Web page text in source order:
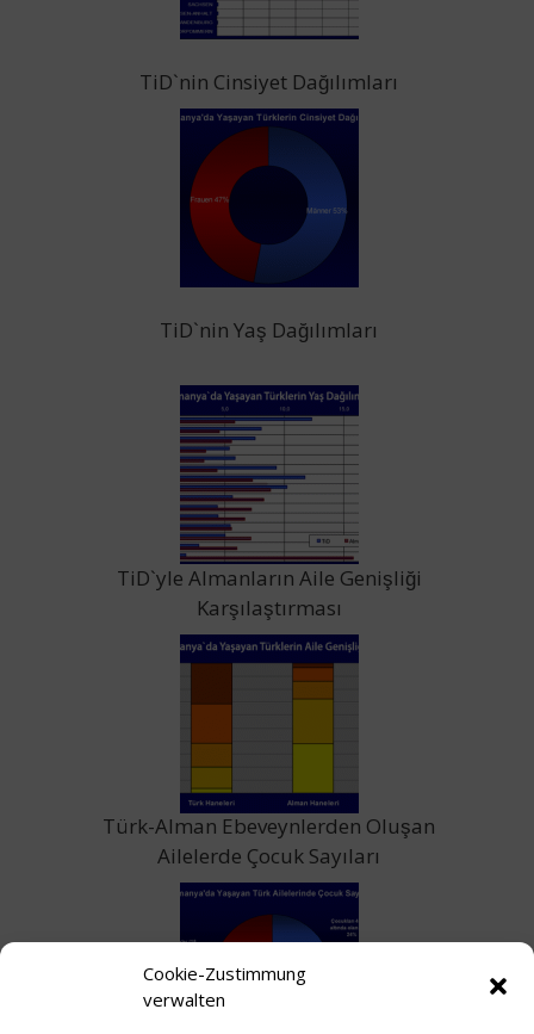
Cookie-Zustimmung
verwalten
TiD`nin Cinsiyet Dağılımları
TiD`nin Yaş Dağılımları
TiD`yle Almanların Aile Genişliği
Karşılaştırması
Türk-Alman Ebeveynlerden Oluşan
Ailelerde Çocuk Sayıları